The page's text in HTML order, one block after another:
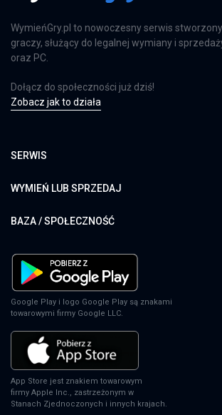
WymieńGry.pl to nowoczesny serwis
graczy, służący do legalnej wymiany i
oraz PC.
Dołącz do społeczności już dziś!
Zobacz jak to działa
SERWIS
WYMIEŃ LUB SPRZEDAJ
BAZA / SPOŁECZNOŚĆ
Google Play i logo Google Play są znakami
towarowymi firmy Google LLC.
App Store jest znakiem towarowym
firmy Apple Inc., zastrzeżonym w
Stanach Zjednoczonych i innych krajach.